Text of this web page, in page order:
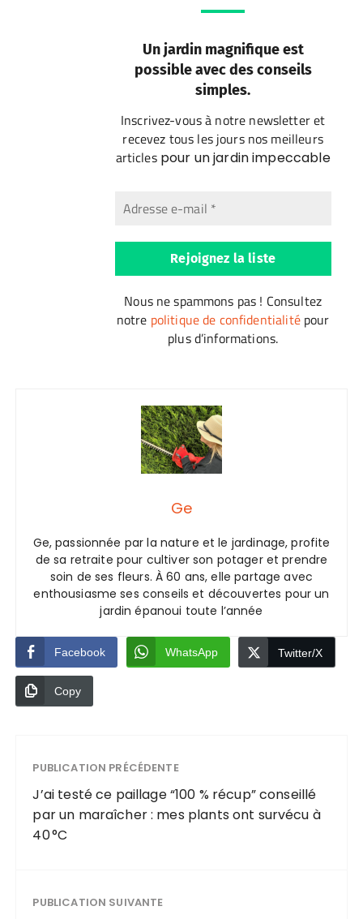
Un jardin magnifique est
possible avec des conseils
simples.
Inscrivez-vous à notre newsletter et
recevez tous les jours nos meilleurs
articlespour un jardin impeccable
Nous ne spammons pas ! Consultez
notre politique de confidentialitépour
plus d’informations.
Ge
Ge, passionnée par la nature et le jardinage, profite
de sa retraite pour cultiver son potager et prendre
soin de ses fleurs. À 60 ans, elle partage avec
enthousiasme ses conseils et découvertes pour un
jardin épanoui toute l’année
Facebook WhatsApp Twitter/X
Copy
PUBLICATION PRÉCÉDENTE
J’ai testé ce paillage “100 % récup” conseillé
par un maraîcher : mes plants ont survécu à
40 °C
PUBLICATION SUIVANTE